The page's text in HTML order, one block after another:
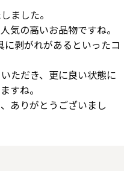
ました。
気の高いお品物ですね。
剥がれがあるといったコ
ただき、更に良い状態に
すね。
ありがとうございまし